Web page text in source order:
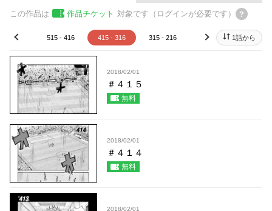
この作品は 作品チケット 対象です（ログインが必要です）
- 516 515 - 416 415 - 316 315 - 216 215 - 116 115 -
prev next 1話から
2018/02/01
＃４１５
無料
2018/02/01
＃４１４
無料
2018/02/01